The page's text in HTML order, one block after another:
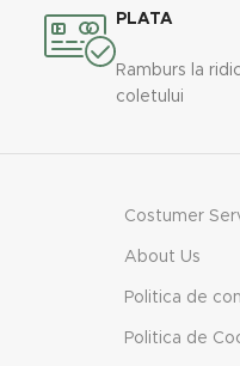
caz de
PLATA
Ramburs la
coletului
Costumer
About Us
Politica de
Politica de